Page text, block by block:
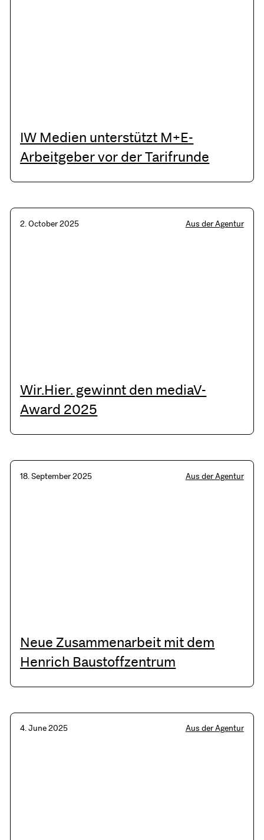
IW Medien unterstützt M+E-
Arbeitgeber vor der Tarifrunde
2. October 2025 Aus der Agentur
Wir.Hier. gewinnt den mediaV-
Award 2025
18. September 2025 Aus der Agentur
Neue Zusammenarbeit mit dem
Henrich Baustoffzentrum
4. June 2025 Aus der Agentur